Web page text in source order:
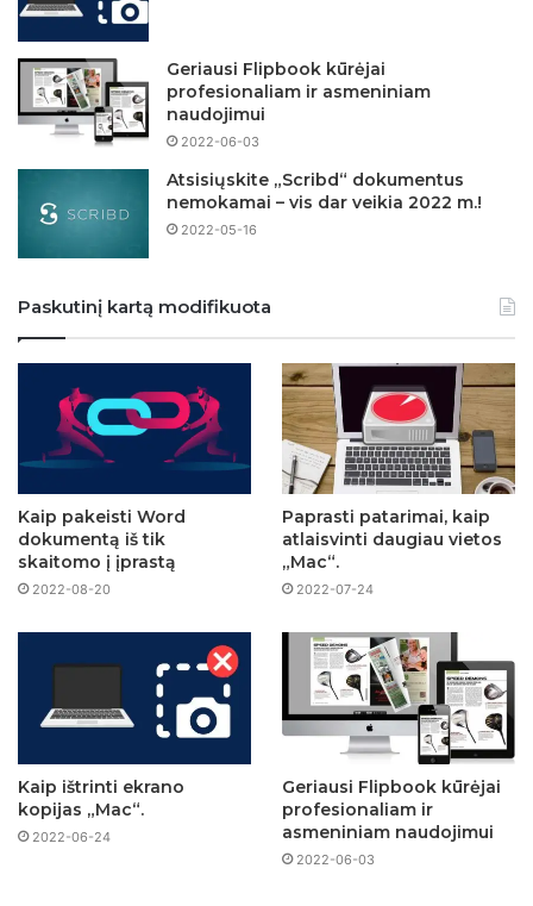
Geriausi Flipbook kūrėjai
profesionaliam ir asmeniniam
naudojimui
2022-06-03
Atsisiųskite „Scribd“ dokumentus
nemokamai – vis dar veikia 2022 m.!
2022-05-16
Paskutinį kartą modifikuota
Kaip pakeisti Word
dokumentą iš tik
skaitomo į įprastą
2022-08-20
Paprasti patarimai, kaip
atlaisvinti daugiau vietos
„Mac“.
2022-07-24
Kaip ištrinti ekrano
kopijas „Mac“.
2022-06-24
Geriausi Flipbook kūrėjai
profesionaliam ir
asmeniniam naudojimui
2022-06-03